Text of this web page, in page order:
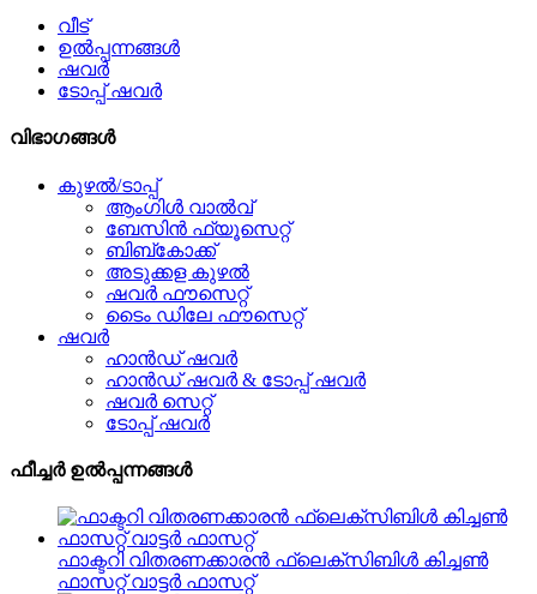
വീട്
ഉൽപ്പന്നങ്ങൾ
ഷവർ
ടോപ്പ് ഷവർ
വിഭാഗങ്ങൾ
കുഴൽ/ടാപ്പ്
ആംഗിൾ വാൽവ്
ബേസിൻ ഫ്യൂസെറ്റ്
ബിബ്‌കോക്ക്
അടുക്കള കുഴൽ
ഷവർ ഫൗസെറ്റ്
ടൈം ഡിലേ ഫൗസെറ്റ്
ഷവർ
ഹാൻഡ് ഷവർ
ഹാൻഡ് ഷവർ & ടോപ്പ് ഷവർ
ഷവർ സെറ്റ്
ടോപ്പ് ഷവർ
ഫീച്ചർ ഉൽപ്പന്നങ്ങൾ
ഫാക്ടറി വിതരണക്കാരൻ ഫ്ലെക്സിബിൾ കിച്ചൺ
ഫാസറ്റ് വാട്ടർ ഫാസറ്റ്